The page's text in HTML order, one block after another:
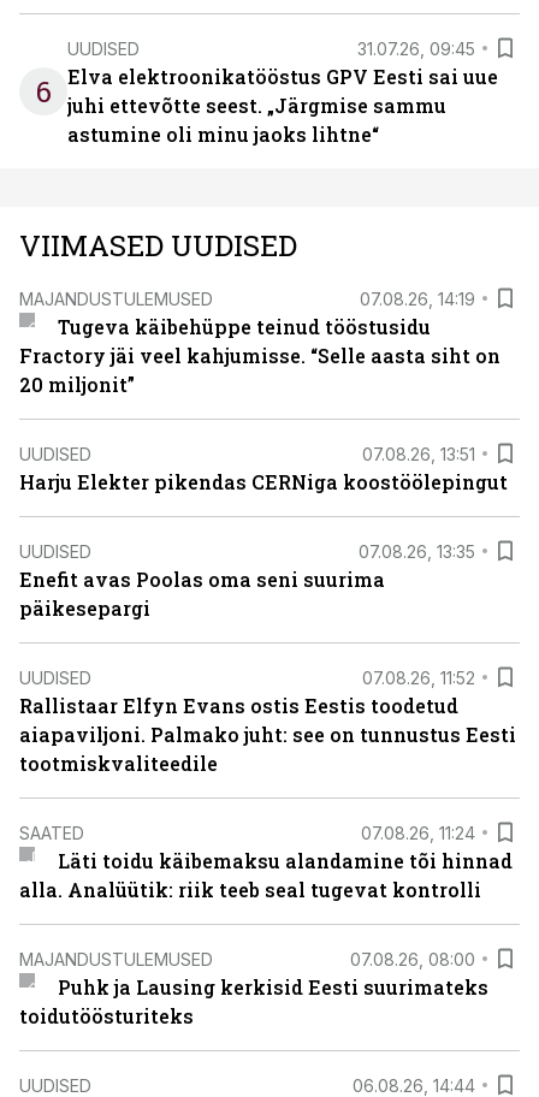
6
UUDISED 31.07.26, 09:45
Elva elektroonikatööstus GPV Eesti sai uue
juhi ettevõtte seest. „Järgmise sammu
astumine oli minu jaoks lihtne“
VIIMASED UUDISED
MAJANDUSTULEMUSED 07.08.26, 14:19
Tugeva käibehüppe teinud tööstusidu
Fractory jäi veel kahjumisse. “Selle aasta siht on
20 miljonit”
UUDISED 07.08.26, 13:51
Harju Elekter pikendas CERNiga koostöölepingut
UUDISED 07.08.26, 13:35
Enefit avas Poolas oma seni suurima
päikesepargi
UUDISED 07.08.26, 11:52
Rallistaar Elfyn Evans ostis Eestis toodetud
aiapaviljoni. Palmako juht: see on tunnustus Eesti
tootmiskvaliteedile
SAATED 07.08.26, 11:24
Läti toidu käibemaksu alandamine tõi hinnad
alla. Analüütik: riik teeb seal tugevat kontrolli
MAJANDUSTULEMUSED 07.08.26, 08:00
Puhk ja Lausing kerkisid Eesti suurimateks
toidutöösturiteks
UUDISED 06.08.26, 14:44